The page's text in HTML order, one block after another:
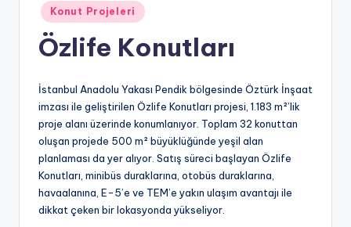
Posted
in
Konut Projeleri
Özlife Konutları
İstanbul Anadolu Yakası Pendik bölgesinde Öztürk İnşaat
imzası ile geliştirilen Özlife Konutları projesi, 1.183 m²’lik
proje alanı üzerinde konumlanıyor. Toplam 32 konuttan
oluşan projede 500 m² büyüklüğünde yeşil alan
planlaması da yer alıyor. Satış süreci başlayan Özlife
Konutları, minibüs duraklarına, otobüs duraklarına,
havaalanına, E-5’e ve TEM’e yakın ulaşım avantajı ile
dikkat çeken bir lokasyonda yükseliyor.